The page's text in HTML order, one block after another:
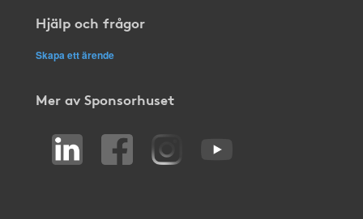
Hjälp och frågor
Skapa ett ärende
Mer av Sponsorhuset